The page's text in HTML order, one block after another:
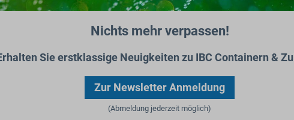
Nichts mehr verpassen!
Sie erstklassige Neuigkeiten zu IBC Containern &
Zur Newsletter Anmeldung
(Abmeldung jederzeit möglich)